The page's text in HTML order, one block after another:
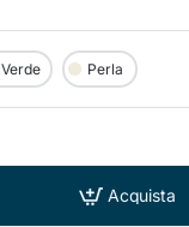
Verde Perla
Acquista